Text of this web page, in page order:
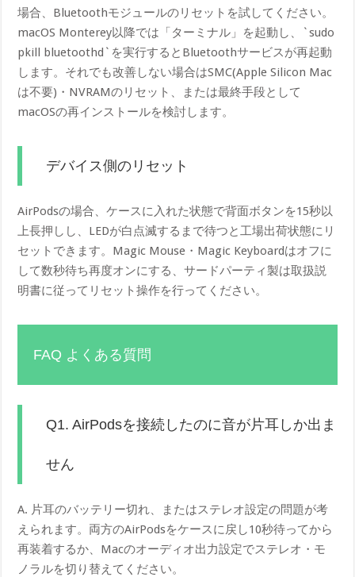
場合、Bluetoothモジュールのリセットを試してください。
macOS Monterey以降では「ターミナル」を起動し、`sudo
pkill bluetoothd`を実行するとBluetoothサービスが再起動
します。それでも改善しない場合はSMC(Apple Silicon Mac
は不要)・NVRAMのリセット、または最終手段として
macOSの再インストールを検討します。
デバイス側のリセット
AirPodsの場合、ケースに入れた状態で背面ボタンを15秒以
上長押しし、LEDが白点滅するまで待つと工場出荷状態にリ
セットできます。Magic Mouse・Magic Keyboardはオフに
して数秒待ち再度オンにする、サードパーティ製は取扱説
明書に従ってリセット操作を行ってください。
FAQ よくある質問
Q1. AirPodsを接続したのに音が片耳しか出ま
せん
A. 片耳のバッテリー切れ、またはステレオ設定の問題が考
えられます。両方のAirPodsをケースに戻し10秒待ってから
再装着するか、Macのオーディオ出力設定でステレオ・モ
ノラルを切り替えてください。